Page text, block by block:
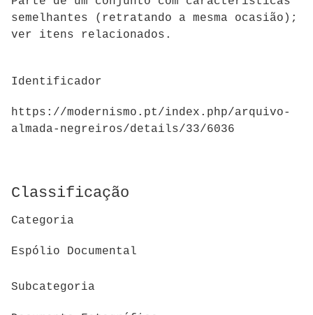
semelhantes (retratando a mesma ocasião);
ver itens relacionados.
Identificador
https://modernismo.pt/index.php/arquivo-
almada-negreiros/details/33/6036
Classificação
Categoria
Espólio Documental
Subcategoria